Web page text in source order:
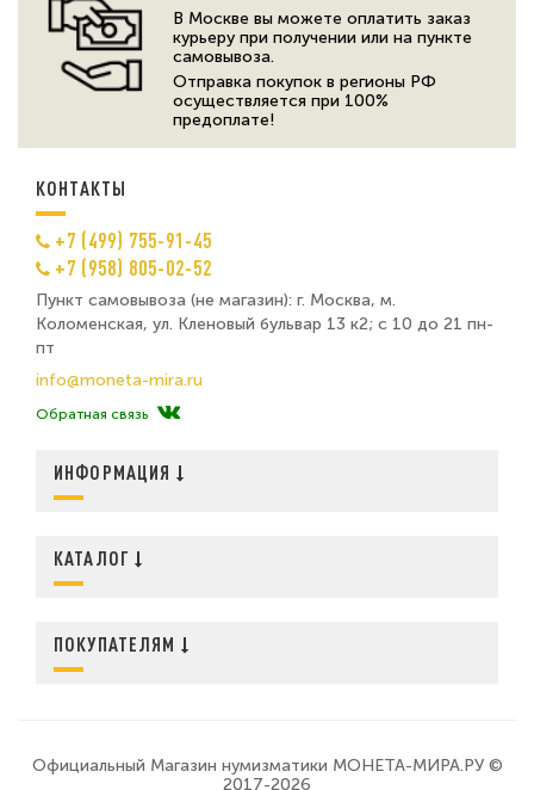
В Москве вы можете оплатить заказ
курьеру при получении или на пункте
самовывоза.
Отправка покупок в регионы РФ
осуществляется при 100%
предоплате!
КОНТАКТЫ
+7 (499) 755-91-45
+7 (958) 805-02-52
Пункт самовывоза (не магазин): г. Москва, м.
Коломенская, ул. Кленовый бульвар 13 к2; с 10 до 21 пн-
пт
info@moneta-mira.ru
Обратная связь
ИНФОРМАЦИЯ
КАТАЛОГ
ПОКУПАТЕЛЯМ
Официальный Магазин нумизматики МОНЕТА-МИРА.РУ ©
2017-2026